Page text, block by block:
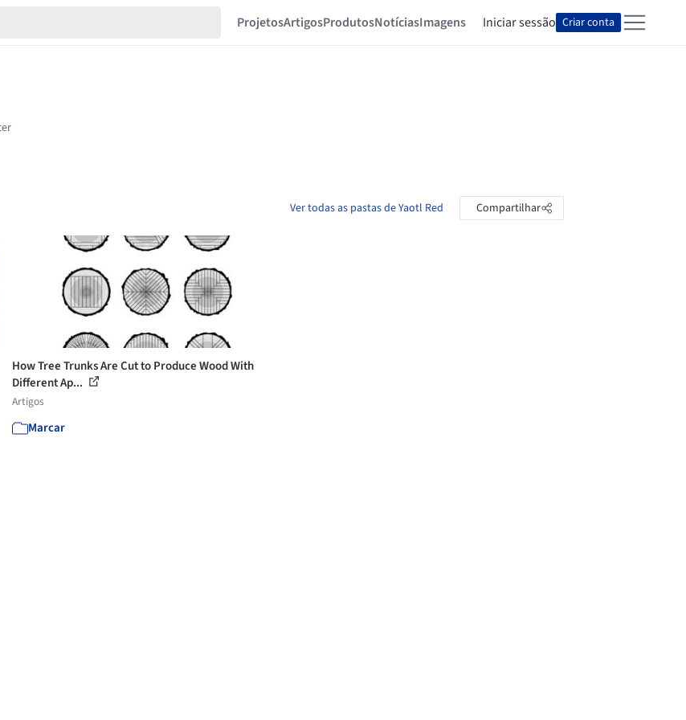
ProjetosArtigosProdutosNotíciasImagens Iniciar sessão Criar conta
Ver todas as pastas de Yaotl Red Compartilhar
How Tree Trunks Are Cut to Produce Wood With
Different Ap...
Artigos
Marcar